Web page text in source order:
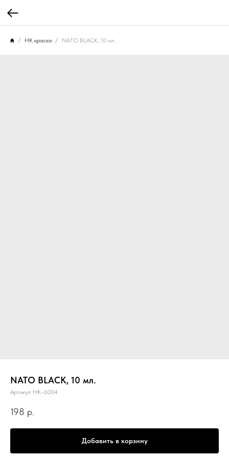
НК краска NATO BLACK, 10 мл.
NATO BLACK, 10 мл.
Артикул: НК-6004
198 р.
Добавить в корзину